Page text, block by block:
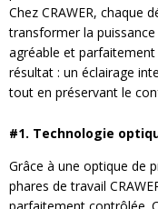
Chez CRAWER, chaque
transformer la
agréable et
résultat : un éclairage
tout en préservant le
#1. Technologie
Grâce à une optique de
phares de travail